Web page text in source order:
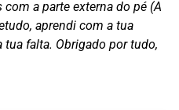
a parte externa do pé (A
aprendi com a tua
tua falta. Obrigado por tudo,